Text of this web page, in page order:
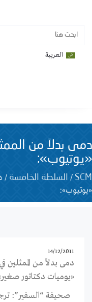
العربية
دمى بدلاً من
«يوتيوب»:
SCM
/ السلطة الخامسة /
«يوتيوب»:
14/12/2011
دمى بدلاً من
«يوميات دكتاتور
صحيفة “السفير”: